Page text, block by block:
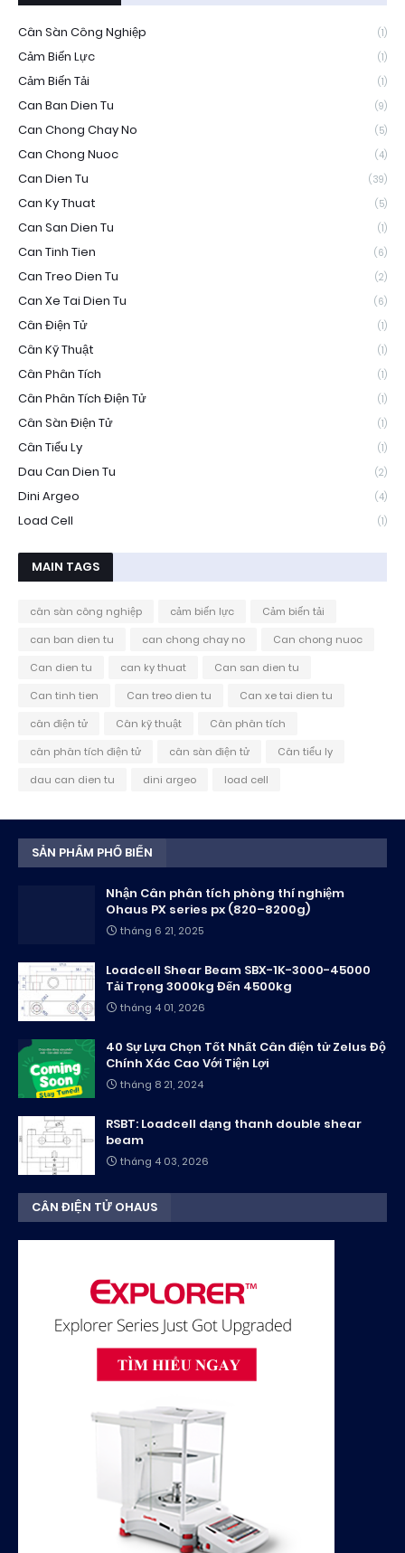
Cân Sàn Công Nghiệp (1)
Cảm Biến Lực (1)
Cảm Biến Tải (1)
Can Ban Dien Tu (9)
Can Chong Chay No (5)
Can Chong Nuoc (4)
Can Dien Tu (39)
Can Ky Thuat (5)
Can San Dien Tu (1)
Can Tinh Tien (6)
Can Treo Dien Tu (2)
Can Xe Tai Dien Tu (6)
Cân Điện Tử (1)
Cân Kỹ Thuật (1)
Cân Phân Tích (1)
Cân Phân Tích Điện Tử (1)
Cân Sàn Điện Tử (1)
Cân Tiểu Ly (1)
Dau Can Dien Tu (2)
Dini Argeo (4)
Load Cell (1)
MAIN TAGS
cân sàn công nghiệp cảm biến lực
Cảm biến tải
can ban dien tu
can chong chay no
Can chong nuoc
Can dien tu
can ky thuat
Can san dien tu
Can tinh tien
Can treo dien tu
Can xe tai dien tu
cân điện tử
Cân kỹ thuật
Cân phân tích
cân phân tích điện tử
cân sàn điện tử
Cân tiểu ly
dau can dien tu
dini argeo load cell
SẢN PHẨM PHỔ BIẾN
Nhận Cân phân tích phòng thí nghiệm
Ohaus PX series px (820–8200g)
tháng 6 21, 2025
Loadcell Shear Beam SBX-1K-3000-45000
Tải Trọng 3000kg Đến 4500kg
tháng 4 01, 2026
40 Sự Lựa Chọn Tốt Nhất Cân điện tử Zelus Độ
Chính Xác Cao Với Tiện Lợi
tháng 8 21, 2024
RSBT: Loadcell dạng thanh double shear
beam
tháng 4 03, 2026
CÂN ĐIỆN TỬ OHAUS